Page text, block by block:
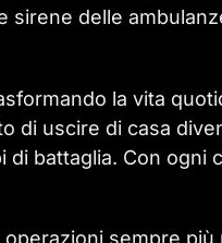
sirene delle
la vita
di uscire di casa
di battaglia. Con ogni
sempre più